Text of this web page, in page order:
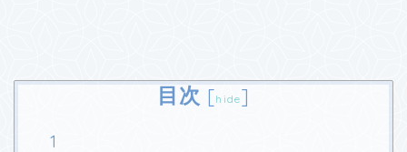
目次 [hide]